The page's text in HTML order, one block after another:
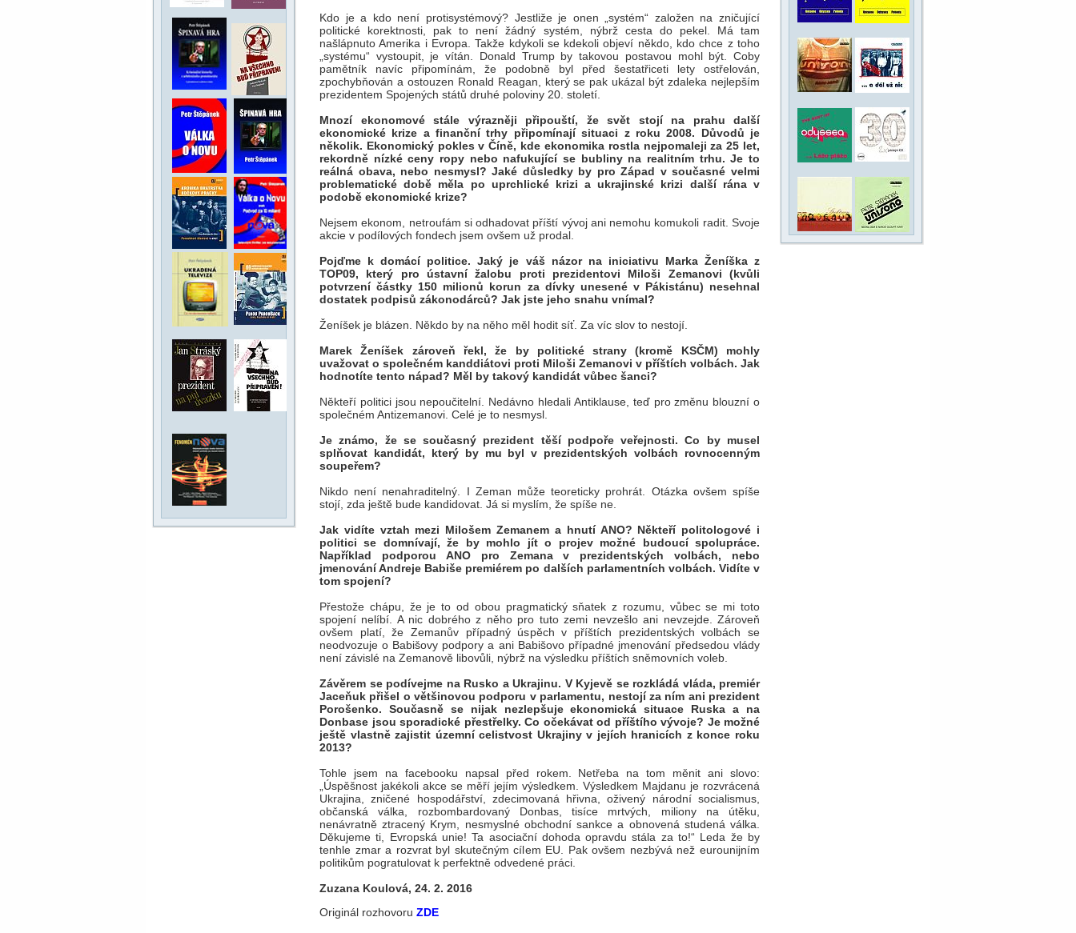
Kdo je a kdo není protisystémový? Jestliže je onen „systém“ založen na zničující
politické korektnosti, pak to není žádný systém, nýbrž cesta do pekel. Má tam
našlápnuto Amerika i Evropa. Takže kdykoli se kdekoli objeví někdo, kdo chce z toho
„systému“ vystoupit, je vítán. Donald Trump by takovou postavou mohl být. Coby
pamětník navíc připomínám, že podobně byl před šestatřiceti lety ostřelován,
zpochybňován a ostouzen Ronald Reagan, který se pak ukázal být zdaleka nejlepším
prezidentem Spojených států druhé poloviny 20. století.
Mnozí ekonomové stále výrazněji připouští, že svět stojí na prahu další
ekonomické krize a finanční trhy připomínají situaci z roku 2008. Důvodů je
několik. Ekonomický pokles v Číně, kde ekonomika rostla nejpomaleji za 25 let,
rekordně nízké ceny ropy nebo nafukující se bubliny na realitním trhu. Je to
reálná obava, nebo nesmysl? Jaké důsledky by pro Západ v současné velmi
problematické době měla po uprchlické krizi a ukrajinské krizi další rána v
podobě ekonomické krize?
Nejsem ekonom, netroufám si odhadovat příští vývoj ani nemohu komukoli radit. Svoje
akcie v podílových fondech jsem ovšem už prodal.
Pojďme k domácí politice. Jaký je váš názor na iniciativu Marka Ženíška z
TOP09, který pro ústavní žalobu proti prezidentovi Miloši Zemanovi (kvůli
potvrzení částky 150 milionů korun za dívky unesené v Pákistánu) nesehnal
dostatek podpisů zákonodárců? Jak jste jeho snahu vnímal?
Ženíšek je blázen. Někdo by na něho měl hodit síť. Za víc slov to nestojí.
Marek Ženíšek zároveň řekl, že by politické strany (kromě KSČM) mohly
uvažovat o společném kanddiátovi proti Miloši Zemanovi v příštích volbách. Jak
hodnotíte tento nápad? Měl by takový kandidát vůbec šanci?
Někteří politici jsou nepoučitelní. Nedávno hledali Antiklause, teď pro změnu blouzní o
společném Antizemanovi. Celé je to nesmysl.
Je známo, že se současný prezident těší podpoře veřejnosti. Co by musel
splňovat kandidát, který by mu byl v prezidentských volbách rovnocenným
soupeřem?
Nikdo není nenahraditelný. I Zeman může teoreticky prohrát. Otázka ovšem spíše
stojí, zda ještě bude kandidovat. Já si myslím, že spíše ne.
Jak vidíte vztah mezi Milošem Zemanem a hnutí ANO? Někteří politologové i
politici se domnívají, že by mohlo jít o projev možné budoucí spolupráce.
Například podporou ANO pro Zemana v prezidentských volbách, nebo
jmenování Andreje Babiše premiérem po dalších parlamentních volbách. Vidíte v
tom spojení?
Přestože chápu, že je to od obou pragmatický sňatek z rozumu, vůbec se mi toto
spojení nelíbí. A nic dobrého z něho pro tuto zemi nevzešlo ani nevzejde. Zároveň
ovšem platí, že Zemanův případný úspěch v příštích prezidentských volbách se
neodvozuje o Babišovy podpory a ani Babišovo případné jmenování předsedou vlády
není závislé na Zemanově libovůli, nýbrž na výsledku příštích sněmovních voleb.
Závěrem se podívejme na Rusko a Ukrajinu. V Kyjevě se rozkládá vláda, premiér
Jaceňuk přišel o většinovou podporu v parlamentu, nestojí za ním ani prezident
Porošenko. Současně se nijak nezlepšuje ekonomická situace Ruska a na
Donbase jsou sporadické přestřelky. Co očekávat od příštího vývoje? Je možné
ještě vlastně zajistit územní celistvost Ukrajiny v jejích hranicích z konce roku
2013?
Tohle jsem na facebooku napsal před rokem. Netřeba na tom měnit ani slovo:
„Úspěšnost jakékoli akce se měří jejím výsledkem. Výsledkem Majdanu je rozvrácená
Ukrajina, zničené hospodářství, zdecimovaná hřivna, oživený národní socialismus,
občanská válka, rozbombardovaný Donbas, tisíce mrtvých, miliony na útěku,
nenávratně ztracený Krym, nesmyslné obchodní sankce a obnovená studená válka.
Děkujeme ti, Evropská unie! Ta asociační dohoda opravdu stála za to!“ Leda že by
tenhle zmar a rozvrat byl skutečným cílem EU. Pak ovšem nezbývá než eurounijním
politikům pogratulovat k perfektně odvedené práci.
Zuzana Koulová, 24. 2. 2016
Originál rozhovoru ZDE